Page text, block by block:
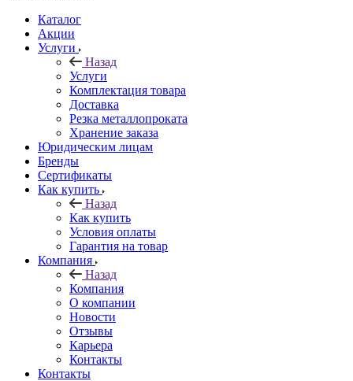
Каталог
Акции
Услуги
Назад
Услуги
Комплектация товара
Доставка
Резка металлопроката
Хранение заказа
Юридическим лицам
Бренды
Сертификаты
Как купить
Назад
Как купить
Условия оплаты
Гарантия на товар
Компания
Назад
Компания
О компании
Новости
Отзывы
Карьера
Контакты
Контакты